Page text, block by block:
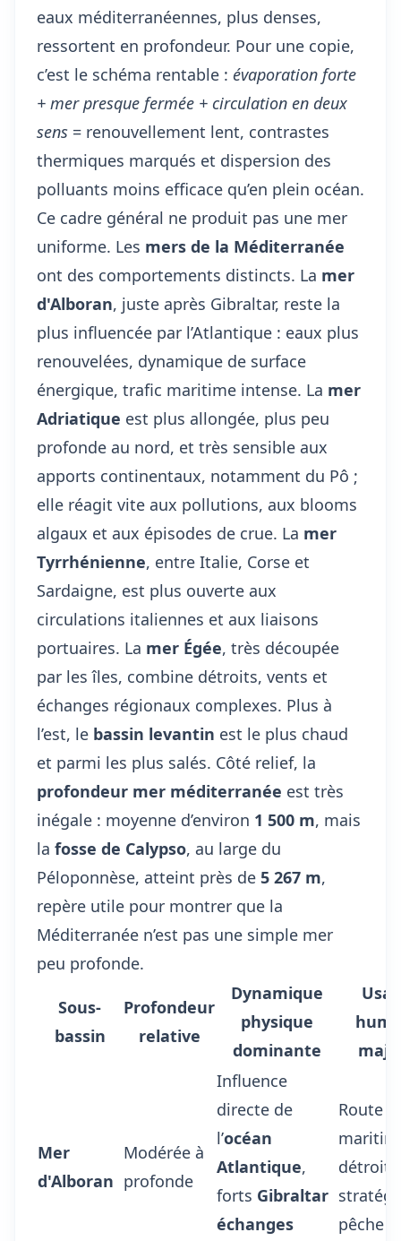
eaux méditerranéennes, plus denses,
ressortent en profondeur. Pour une copie,
c’est le schéma rentable : évaporation forte
+ mer presque fermée + circulation en deux
sens = renouvellement lent, contrastes
thermiques marqués et dispersion des
polluants moins efficace qu’en plein océan.
Ce cadre général ne produit pas une mer
uniforme. Les mers de la Méditerranée
ont des comportements distincts. La mer
d'Alboran, juste après Gibraltar, reste la
plus influencée par l’Atlantique : eaux plus
renouvelées, dynamique de surface
énergique, trafic maritime intense. La mer
Adriatique est plus allongée, plus peu
profonde au nord, et très sensible aux
apports continentaux, notamment du Pô ;
elle réagit vite aux pollutions, aux blooms
algaux et aux épisodes de crue. La mer
Tyrrhénienne, entre Italie, Corse et
Sardaigne, est plus ouverte aux
circulations italiennes et aux liaisons
portuaires. La mer Égée, très découpée
par les îles, combine détroits, vents et
échanges régionaux complexes. Plus à
l’est, le bassin levantin est le plus chaud
et parmi les plus salés. Côté relief, la
profondeur mer méditerranée est très
inégale : moyenne d’environ 1 500 m, mais
la fosse de Calypso, au large du
Péloponnèse, atteint près de 5 267 m,
repère utile pour montrer que la
Méditerranée n’est pas une simple mer
peu profonde.
Sous-
bassin
Profondeur
relative
Dynamique
physique
dominante
Mer
d'Alboran
Modérée à
profonde
Influence
directe de
l’océan
Atlantique,
forts Gibraltar
échanges
Route
détroit
pêche